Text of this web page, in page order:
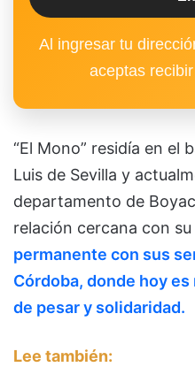
Al ingresar tu
aceptas
“El Mono” residía en el
Luis de Sevilla y
departamento de
relación cercana con
permanente con sus
Córdoba, donde hoy
de pesar y solidaridad.
Lee también: